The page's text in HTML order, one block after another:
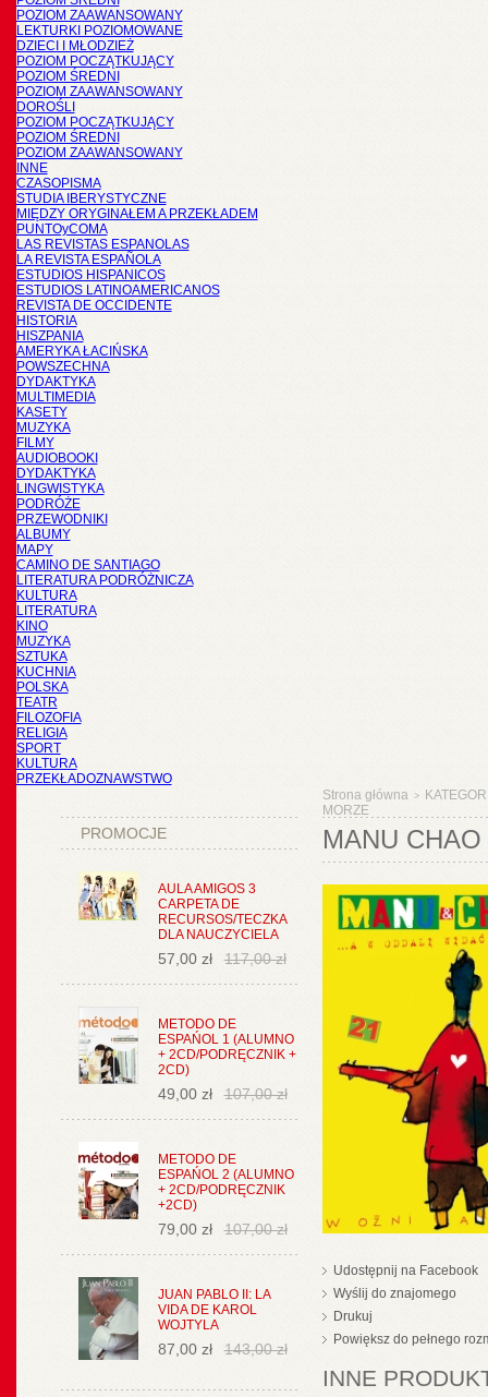
POZIOM ZAAWANSOWANY
LEKTURKI POZIOMOWANE
DZIECI I MŁODZIEŻ
POZIOM POCZĄTKUJĄCY
POZIOM ŚREDNI
POZIOM ZAAWANSOWANY
DOROŚLI
POZIOM POCZĄTKUJĄCY
POZIOM ŚREDNI
POZIOM ZAAWANSOWANY
INNE
CZASOPISMA
STUDIA IBERYSTYCZNE
MIĘDZY ORYGINAŁEM A PRZEKŁADEM
PUNTOyCOMA
LAS REVISTAS ESPANOLAS
LA REVISTA ESPAÑOLA
ESTUDIOS HISPANICOS
ESTUDIOS LATINOAMERICANOS
REVISTA DE OCCIDENTE
HISTORIA
HISZPANIA
AMERYKA ŁACIŃSKA
POWSZECHNA
DYDAKTYKA
MULTIMEDIA
KASETY
MUZYKA
FILMY
AUDIOBOOKI
DYDAKTYKA
LINGWISTYKA
PODRÓŻE
PRZEWODNIKI
ALBUMY
MAPY
CAMINO DE SANTIAGO
LITERATURA PODRÓŻNICZA
KULTURA
LITERATURA
KINO
MUZYKA
SZTUKA
KUCHNIA
POLSKA
TEATR
FILOZOFIA
RELIGIA
SPORT
KULTURA
PRZEKŁADOZNAWSTWO
PROMOCJE
AULA AMIGOS 3
CARPETA DE
RECURSOS/TECZKA
DLA NAUCZYCIELA
57,00 zł 117,00 zł
METODO DE
ESPAŃOL 1 (ALUMNO
+ 2CD/PODRĘCZNIK +
2CD)
49,00 zł 107,00 zł
METODO DE
ESPAŃOL 2 (ALUMNO
+ 2CD/PODRĘCZNIK
+2CD)
79,00 zł 107,00 zł
JUAN PABLO II: LA
VIDA DE KAROL
WOJTYLA
87,00 zł 143,00 zł
Strona główna >
MORZE
MANU
Udostępnij na Facebook
Wyślij do znajomego
Drukuj
Powiększ do pełnego
INNE